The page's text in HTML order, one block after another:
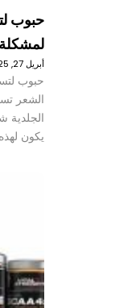
حبوب
أبريل 27, 2025
حبوب
الشعر
الجلدية
يكون